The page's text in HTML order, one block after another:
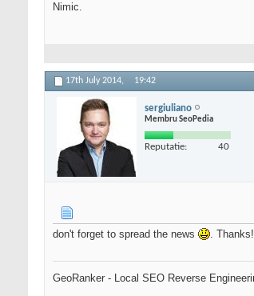
Nimic.
17th July 2014, 19:42
sergiuliano
Membru SeoPedia
Reputatie: 40
don't forget to spread the news . Thanks!
GeoRanker - Local SEO Reverse